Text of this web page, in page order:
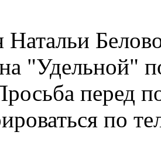
Натальи
"Удельной"
перед
по